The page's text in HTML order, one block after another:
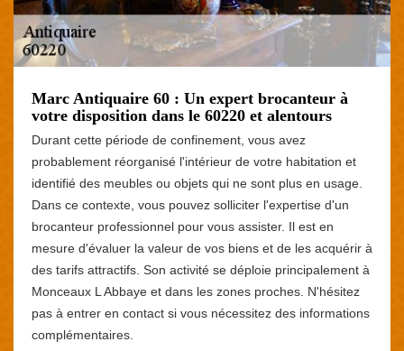
Marc Antiquaire 60 : Un expert brocanteur à
votre disposition dans le 60220 et alentours
Durant cette période de confinement, vous avez
probablement réorganisé l'intérieur de votre habitation et
identifié des meubles ou objets qui ne sont plus en usage.
Dans ce contexte, vous pouvez solliciter l'expertise d'un
brocanteur professionnel pour vous assister. Il est en
mesure d'évaluer la valeur de vos biens et de les acquérir à
des tarifs attractifs. Son activité se déploie principalement à
Monceaux L Abbaye et dans les zones proches. N'hésitez
pas à entrer en contact si vous nécessitez des informations
complémentaires.